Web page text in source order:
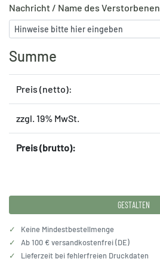
Nachricht / Name des Verstorbenen
Summe
Preis (netto):
zzgl. 19% MwSt.
Preis (brutto):
GESTALTEN
✓
Keine Mindestbestellmenge
✓
Ab 100 € versandkostenfrei (DE)
✓
Lieferzeit bei fehlerfreien Druckdaten